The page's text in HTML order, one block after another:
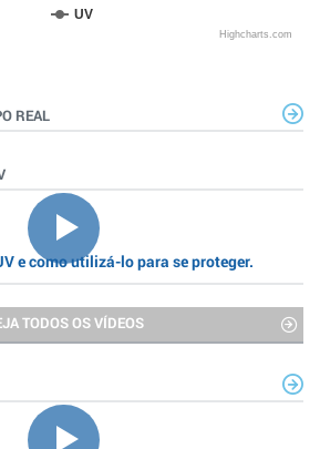
UV
Highcharts.com
REAL
e como utilizá-lo para se proteger.
TODOS OS VÍDEOS